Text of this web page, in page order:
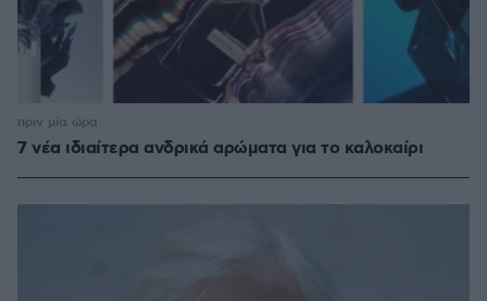
7 νέα ιδιαίτερα ανδρικά αρώματα για το καλοκαίρι
πριν μία ώρα